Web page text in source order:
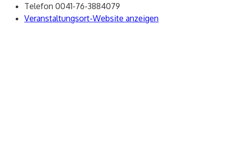
Telefon 0041-76-3884079
Veranstaltungsort-Website anzeigen